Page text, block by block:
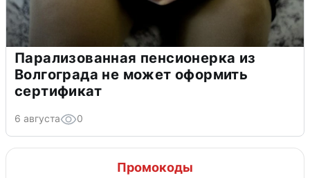
Парализованная пенсионерка из
Волгограда не может оформить
сертификат
6 августа 0
Промокоды